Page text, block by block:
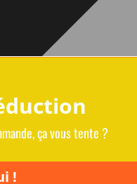
ça vous tente ?
!